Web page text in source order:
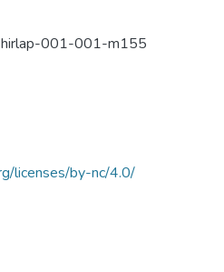
001-001-m155
licenses/by-nc/4.0/